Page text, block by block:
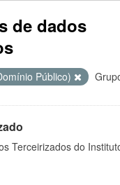
de dados
Público)
Terceirizados do